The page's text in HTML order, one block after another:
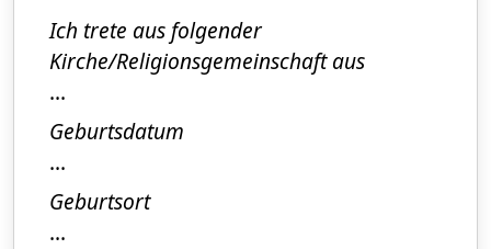
Ich trete aus folgender
Kirche/Religionsgemeinschaft aus
...
Geburtsdatum
...
Geburtsort
...